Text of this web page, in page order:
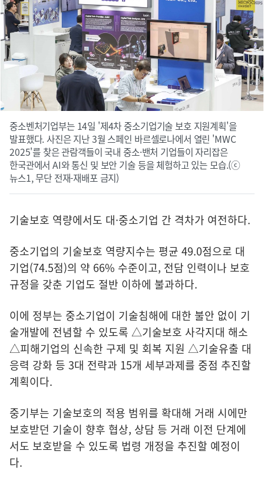
중소벤처기업부는 14일 '제4차 중소기업기술 보호 지원계획'을
발표했다. 사진은 지난 3월 스페인 바르셀로나에서 열린 'MWC
2025'를 찾은 관람객들이 국내 중소·밴처 기업들이 자리잡은
한국관에서 AI와 통신 및 보안 기술 등을 체험하고 있는 모습.(ⓒ
뉴스1, 무단 전재-재배포 금지)
기술보호 역량에서도 대·중소기업 간 격차가 여전하다.
중소기업의 기술보호 역량지수는 평균 49.0점으로 대
기업(74.5점)의 약 66% 수준이고, 전담 인력이나 보호
규정을 갖춘 기업도 절반 이하에 불과하다.
이에 정부는 중소기업이 기술침해에 대한 불안 없이 기
술개발에 전념할 수 있도록 △기술보호 사각지대 해소
△피해기업의 신속한 구제 및 회복 지원 △기술유출 대
응력 강화 등 3대 전략과 15개 세부과제를 중점 추진할
계획이다.
중기부는 기술보호의 적용 범위를 확대해 거래 시에만
보호받던 기술이 향후 협상, 상담 등 거래 이전 단계에
서도 보호받을 수 있도록 법령 개정을 추진할 예정이
다.